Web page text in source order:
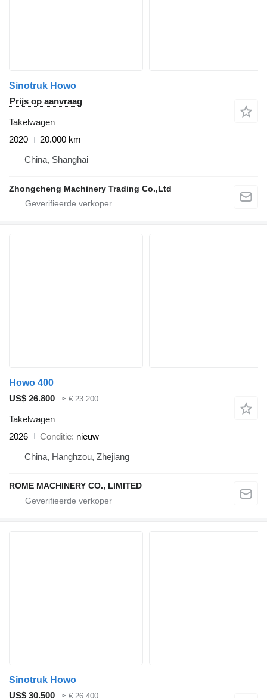
Sinotruk Howo
Prijs op aanvraag
Takelwagen
2020
20.000 km
China, Shanghai
Zhongcheng Machinery Trading Co.,Ltd
Howo 400
US$ 26.800
≈ € 23.200
Takelwagen
2026
Conditie nieuw
China, Hanghzou, Zhejiang
ROME MACHINERY CO., LIMITED
Sinotruk Howo
US$ 30.500
≈ € 26.400